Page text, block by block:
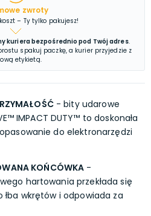
zwroty
– Ty tylko pakujesz!
kuriera bezpośrednio pod Twój adres.
spakuj paczkę, a kurier przyjedzie z
etykietą.
- bity udarowe
IMPACT DUTY™ to doskonała
do elektronarzędzi
KOŃCÓWKA -
hartowania przekłada się
wkrętów i odpowiada za